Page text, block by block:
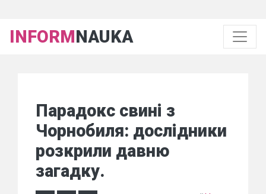
INFORMNAUKA
Парадокс свині з
Чорнобиля: дослідники
розкрили давню
загадку.